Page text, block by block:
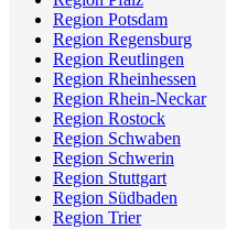
Region Potsdam
Region Regensburg
Region Reutlingen
Region Rheinhessen
Region Rhein-Neckar
Region Rostock
Region Schwaben
Region Schwerin
Region Stuttgart
Region Südbaden
Region Trier